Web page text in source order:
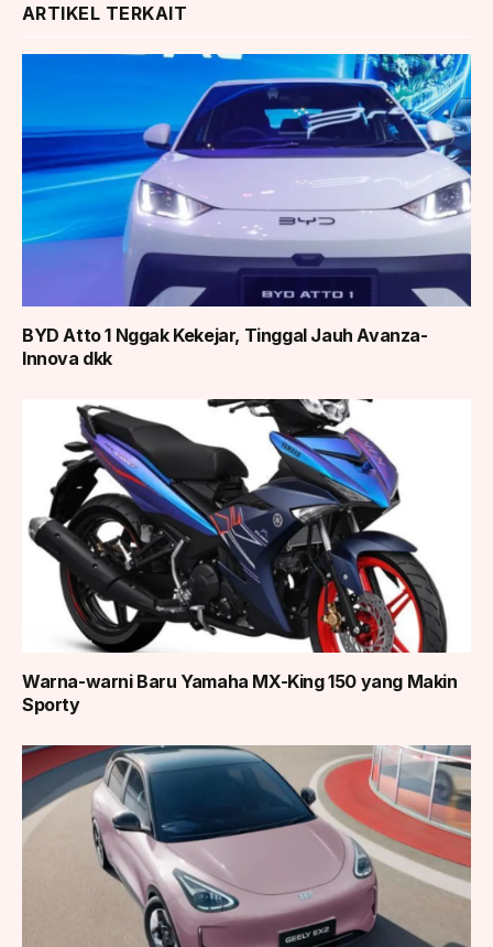
ARTIKEL TERKAIT
BYD Atto 1 Nggak Kekejar, Tinggal Jauh Avanza-
Innova dkk
Warna-warni Baru Yamaha MX-King 150 yang Makin
Sporty